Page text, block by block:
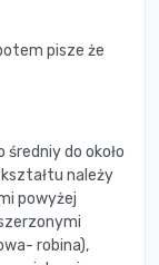
pisze że
do około
należy
powyżej
robina),